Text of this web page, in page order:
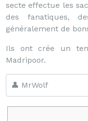
secte effectue les
des fanatiques,
généralement de
Ils ont crée un
Madripoor.
👤 MrWolf